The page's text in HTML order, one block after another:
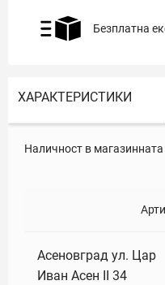
Безплатна
ХАРАКТЕРИСТИКИ
Наличност в
Асеновград ул. Цар
Иван Асен II 34